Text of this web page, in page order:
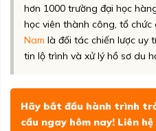
hơn 1000 trường đại học
học viên thành công, tổ
Nam là đối tác chiến lược uy
tin lộ trình và xử lý hồ sơ du
Hãy bắt đầu hành trình
cầu ngay hôm nay! Liên hệ